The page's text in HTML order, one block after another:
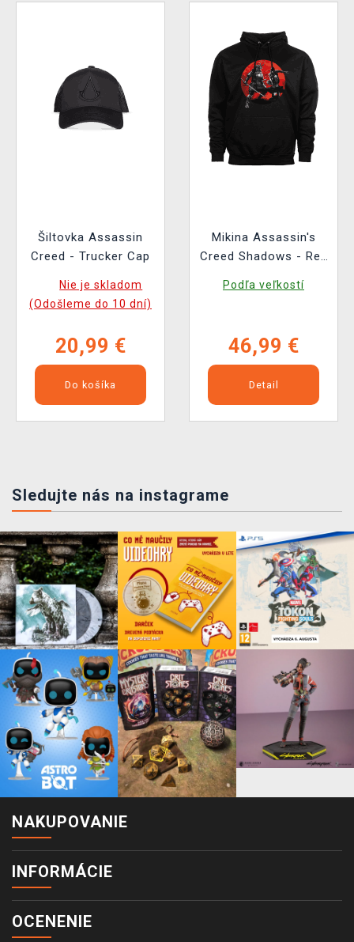
Šiltovka Assassin
Creed - Trucker Cap
Nie je skladom
(Odošleme do 10 dní)
20,99 €
Do košíka
Mikina Assassin's
Creed Shadows - Red
Podľa veľkostí
46,99 €
Detail
Sledujte nás na instagrame
NAKUPOVANIE
INFORMÁCIE
OCENENIE